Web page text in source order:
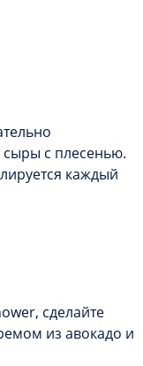
с плесенью.
каждый
сделайте
из авокадо и